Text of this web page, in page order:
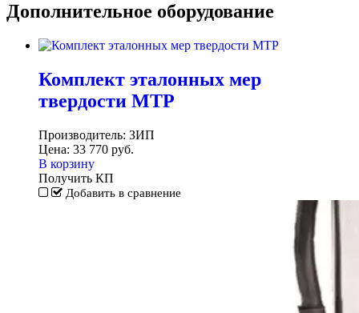
Дополнительное оборудование
Комплект эталонных мер
твердости МТР
Производитель: ЗИП
Цена: 33 770 руб.
В корзину
Получить КП
Добавить в сравнение